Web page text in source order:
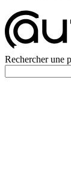
Rechercher une